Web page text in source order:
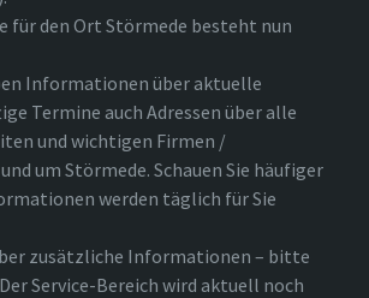
für den Ort Störmede besteht nun
Informationen über aktuelle
Termine auch Adressen über alle
und wichtigen Firmen /
um Störmede. Schauen Sie häufiger
werden täglich für Sie
zusätzliche Informationen – bitte
Service-Bereich wird aktuell noch